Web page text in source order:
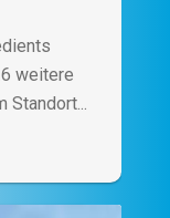
weitere
Standort...